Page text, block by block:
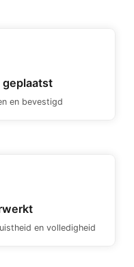
en bevestigd
en volledigheid